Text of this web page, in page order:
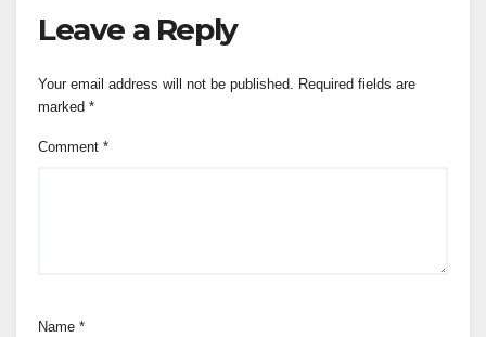
Leave a Reply
Your email address will not be published. Required fields are
marked *
Comment *
Name *